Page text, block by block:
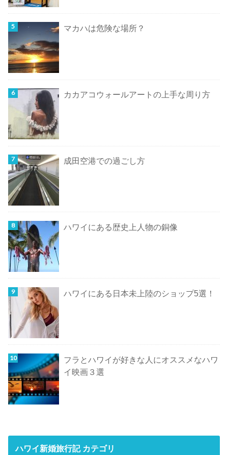
マカハは危険な場所？
カカアコウォールアートの上手な周り方
成田空港での過ごし方
ハワイにある歴史上人物の銅像
ハワイにある日本未上陸のショップ5選！
フラとハワイが好きな人にオススメなハワ
イ映画３選
ハワイ新婚旅行記 カテゴリ